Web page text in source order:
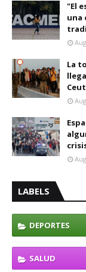
"El
una
La
LABELS
DEPORTES
SALUD